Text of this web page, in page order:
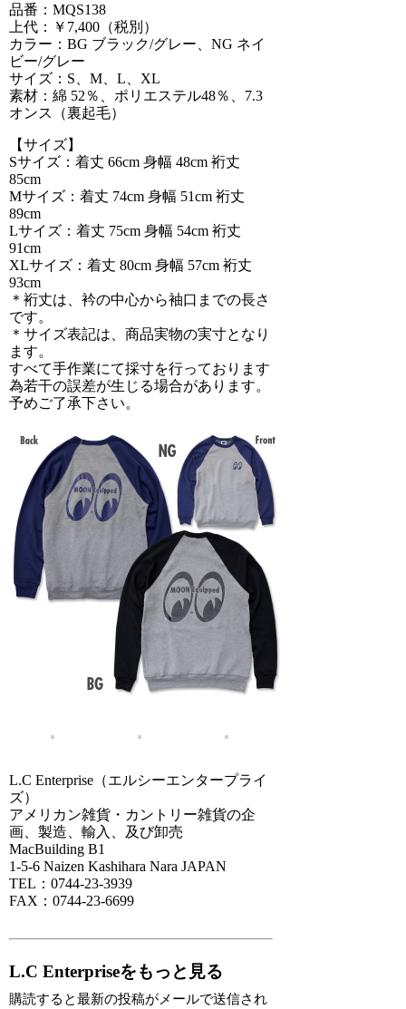
品番：MQS138
上代：￥7,400（税別）
カラー：BG ブラック/グレー、NG ネイ
ビー/グレー
サイズ：S、M、L、XL
素材：綿 52％、ポリエステル48％、7.3
オンス（裏起毛）
【サイズ】
Sサイズ：着丈 66cm 身幅 48cm 裄丈
85cm
Mサイズ：着丈 74cm 身幅 51cm 裄丈
89cm
Lサイズ：着丈 75cm 身幅 54cm 裄丈
91cm
XLサイズ：着丈 80cm 身幅 57cm 裄丈
93cm
＊裄丈は、衿の中心から袖口までの長さ
です。
＊サイズ表記は、商品実物の実寸となり
ます。
すべて手作業にて採寸を行っております
為若干の誤差が生じる場合があります。
予めご了承下さい。
L.C Enterprise（エルシーエンタープライ
ズ）
アメリカン雑貨・カントリー雑貨の企
画、製造、輸入、及び卸売
MacBuilding B1
1-5-6 Naizen Kashihara Nara JAPAN
TEL：0744-23-3939
FAX：0744-23-6699
L.C Enterpriseをもっと見る
購読すると最新の投稿がメールで送信され